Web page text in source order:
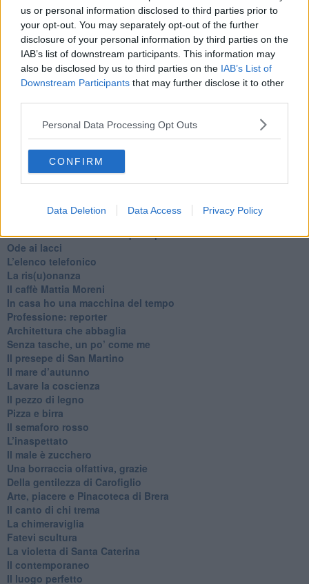
us or personal information disclosed to third parties prior to
your opt-out. You may separately opt-out of the further
disclosure of your personal information by third parties on the
IAB’s list of downstream participants. This information may
also be disclosed by us to third parties on the IAB’s List of
Downstream Participants that may further disclose it to other
Personal Data Processing Opt Outs
CONFIRM
Data Deletion Data Access Privacy Policy
Gianni Micheli
Se vuoi leggere le notizie principali della Toscana iscriviti alla
Newsletter QUInews - ToscanaMedia.Arriva gratis tutti i giorni
Basta cliccareQUI
Ti potrebbe interessare anche:
Articoli dal Blog “Pagine allegre” di Gianni Micheli
​Ricciotti Ensemble: ovunque e per tutti
Ode ai lacci
​L’elenco telefonico
​La ris(u)onanza
​Il caffè Mattia Moreni
​In casa ho una macchina del tempo
Professione: reporter
Architettura che abbaglia
​Senza tasche, un po’ come me
​Il presepe di San Martino
​Il mare d’autunno
​Lavare la coscienza
​Il pezzo di legno
​Pizza e birra
​Il semaforo rosso
​L’inaspettato
​Il male è zucchero
​Una borraccia olfattiva, grazie
​Della gentilezza di Carofiglio
Arte, piacere e Pinacoteca di Brera
​Il canto di chi trema
La chimeraviglia
​Fatevi scultura
​La violetta di Santa Caterina
​Il contemporaneo
​Il luogo perfetto